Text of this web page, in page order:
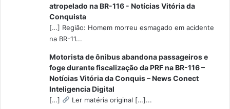
atropelado na BR-116 - Notícias Vitória da
Conquista
[…] Região: Homem morreu esmagado em acidente
na BR-11...
Motorista de ônibus abandona passageiros e
foge durante fiscalização da PRF na BR-116 –
Notícias Vitória da Conquis – News Conect
Inteligencia Digital
[…] Ler matéria original […]...